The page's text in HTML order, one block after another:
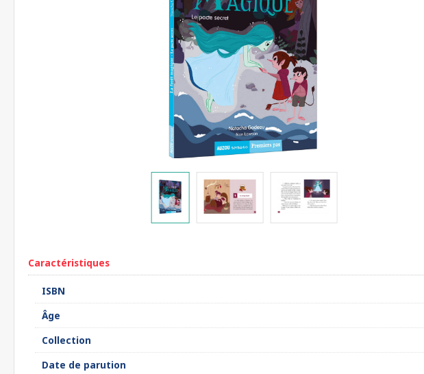
Caractéristiques
ISBN
Âge
Collection
Date de parution